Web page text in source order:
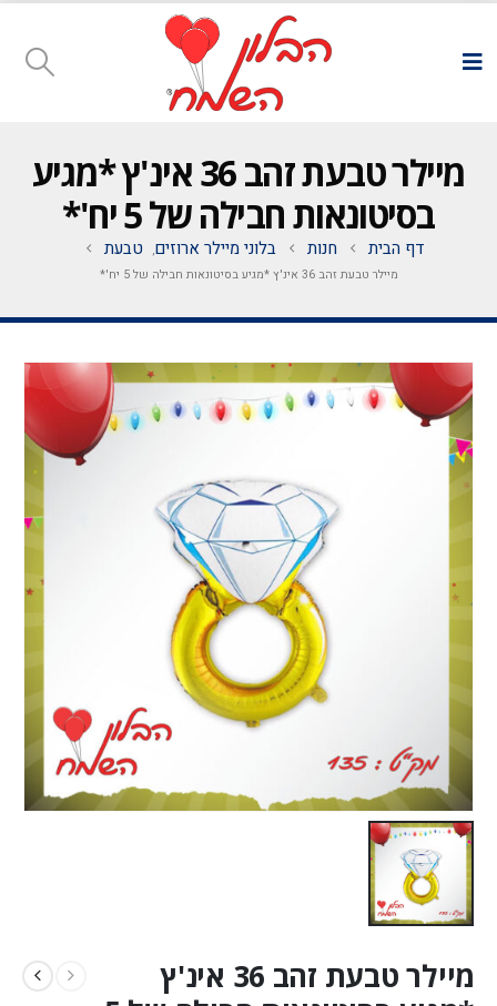
מיילר טבעת זהב 36 אינ'ץ *מגיע
בסיטונאות חבילה של 5 יח'*
דף הבית חנות בלוני מיילר ארוזים, טבעת
מיילר טבעת זהב 36 אינ'ץ *מגיע בסיטונאות חבילה של 5 יח'*
מיילר טבעת זהב 36 אינ'ץ